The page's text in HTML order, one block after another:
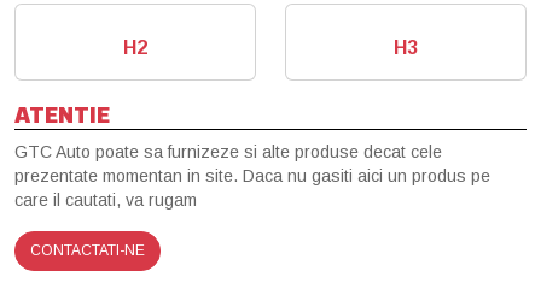
H2 H3
ATENTIE
GTC Auto poate sa furnizeze si alte produse decat cele
prezentate momentan in site. Daca nu gasiti aici un produs pe
care il cautati, va rugam
CONTACTATI-NE